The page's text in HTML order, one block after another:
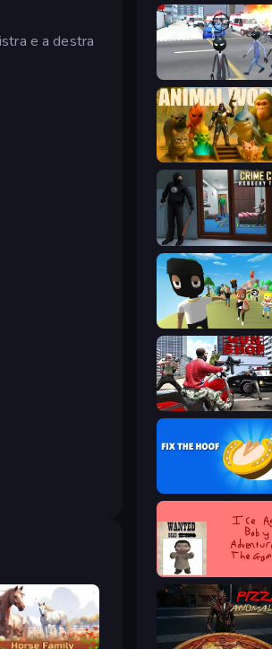
e a destra
Simulator 3D
Animal World